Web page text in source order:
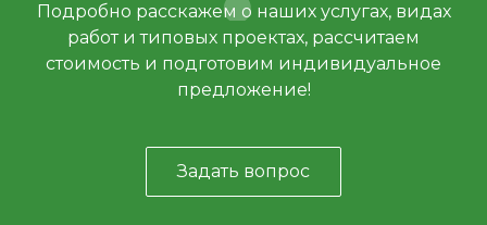
Подробно расскажем о наших услугах, видах
работ и типовых проектах, рассчитаем
стоимость и подготовим индивидуальное
предложение!
Задать вопрос